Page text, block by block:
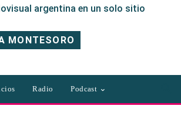
argentina en un solo sitio
MONTESORO
Radio Podcast